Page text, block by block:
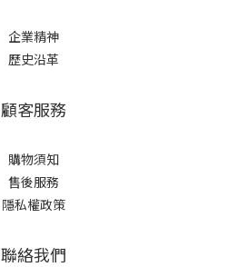
企業精神
歷史沿革
顧客服務
購物須知
售後服務
隱私權政策
聯絡我們